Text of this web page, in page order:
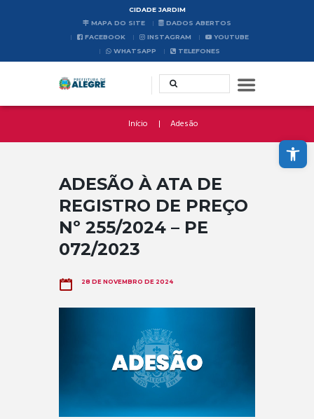
Abrir a barra de ferramentas
CIDADE JARDIM
MAPA DO SITE
DADOS ABERTOS
FACEBOOK
INSTAGRAM
YOUTUBE
WHATSAPP
TELEFONES
Início Adesão
ADESÃO À ATA DE
REGISTRO DE PREÇO
Nº 255/2024 – PE
072/2023
28 DE NOVEMBRO DE 2024